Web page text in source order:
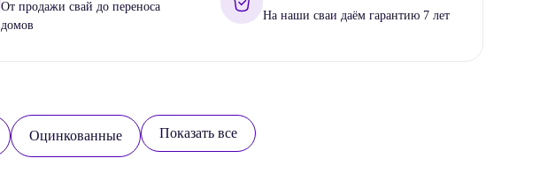
От продажи свай до переноса
домов
На наши сваи даём гарантию 7 лет
Оцинкованные Показать все